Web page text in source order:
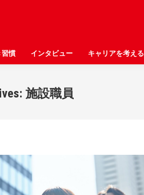
習慣 インタビュー キャリアを考える
施設職員
習慣 インタビュー キャリアを考える